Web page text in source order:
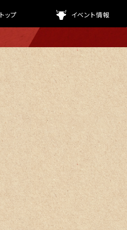
トップ イベント情報